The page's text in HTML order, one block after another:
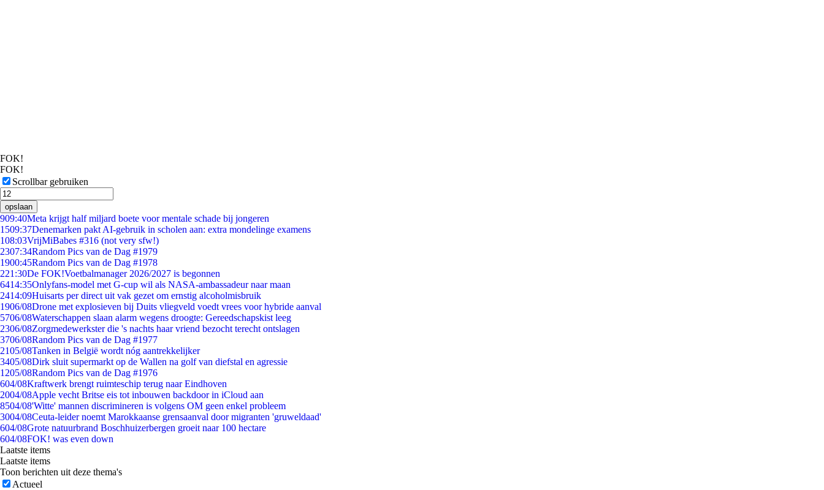
FOK!
FOK!
Scrollbar gebruiken
opslaan
909:40Meta krijgt half miljard boete voor mentale schade bij jongeren
1509:37Denemarken pakt AI-gebruik in scholen aan: extra mondelinge examens
108:03VrijMiBabes #316 (not very sfw!)
2307:34Random Pics van de Dag #1979
1900:45Random Pics van de Dag #1978
221:30De FOK!Voetbalmanager 2026/2027 is begonnen
6414:35Onlyfans-model met G-cup wil als NASA-ambassadeur naar maan
2414:09Huisarts per direct uit vak gezet om ernstig alcoholmisbruik
1906/08Drone met explosieven bij Duits vliegveld voedt vrees voor hybride aanval
5706/08Waterschappen slaan alarm wegens droogte: Gereedschapskist leeg
2306/08Zorgmedewerkster die 's nachts haar vriend bezocht terecht ontslagen
3706/08Random Pics van de Dag #1977
2105/08Tanken in België wordt nóg aantrekkelijker
3405/08Dirk sluit supermarkt op de Wallen na golf van diefstal en agressie
1205/08Random Pics van de Dag #1976
604/08Kraftwerk brengt ruimteschip terug naar Eindhoven
2004/08Apple vecht Britse eis tot inbouwen backdoor in iCloud aan
8504/08'Witte' mannen discrimineren is volgens OM geen enkel probleem
3004/08Ceuta-leider noemt Marokkaanse grensaanval door migranten 'gruweldaad'
604/08Grote natuurbrand Boschhuizerbergen groeit naar 100 hectare
604/08FOK! was even down
Laatste items
Laatste items
Toon berichten uit deze thema's
Actueel